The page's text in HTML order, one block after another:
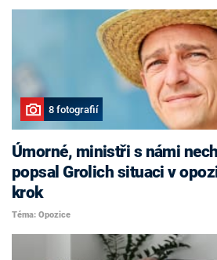
8 fotografií
Úmorné, ministři s námi
popsal Grolich situaci v
krok
Téma: Opozice